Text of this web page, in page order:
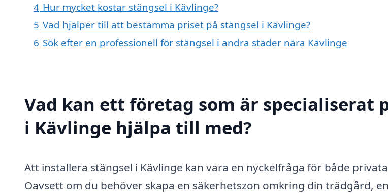
4 Hur mycket kostar stängsel i Kävlinge?
5 Vad hjälper till att bestämma priset på stängsel i Kävlinge?
6 Sök efter en professionell för stängsel i andra städer nära Kävlinge
Vad kan ett företag som är specialiserat
i Kävlinge hjälpa till med?
Att installera stängsel i Kävlinge kan vara en nyckelfråga för både
Oavsett om du behöver skapa en säkerhetszon omkring din trädgård,